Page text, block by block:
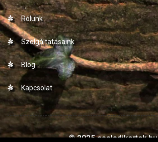
Rólunk
Szolgáltatásaink
Blog
Kapcsolat
© 2025 csaladikertek.hu